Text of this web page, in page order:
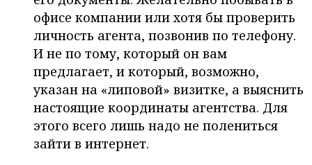
офисе компании или хотя бы проверить
личность агента, позвонив по телефону.
И не по тому, который он вам
предлагает, и который, возможно,
указан на «липовой» визитке, а выяснить
настоящие координаты агентства. Для
этого всего лишь надо не полениться
зайти в интернет.